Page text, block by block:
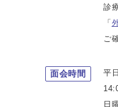
診
「
ご
面会時間
平
日